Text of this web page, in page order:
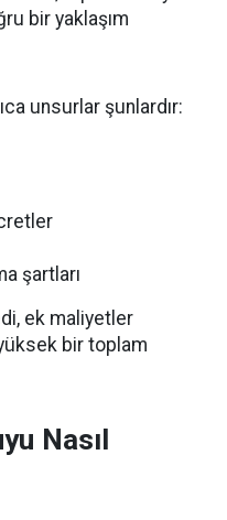
bir yaklaşım
unsurlar şunlardır:
şartları
ek maliyetler
bir toplam
Nasıl